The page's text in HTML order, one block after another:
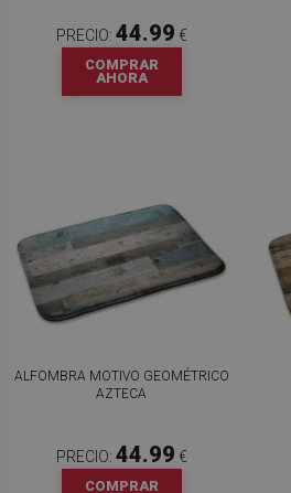
PRECIO: 44.99 €
COMPRAR
AHORA
ALFOMBRA MOTIVO GEOMÉTRICO
AZTECA
PRECIO: 44.99 €
COMPRAR